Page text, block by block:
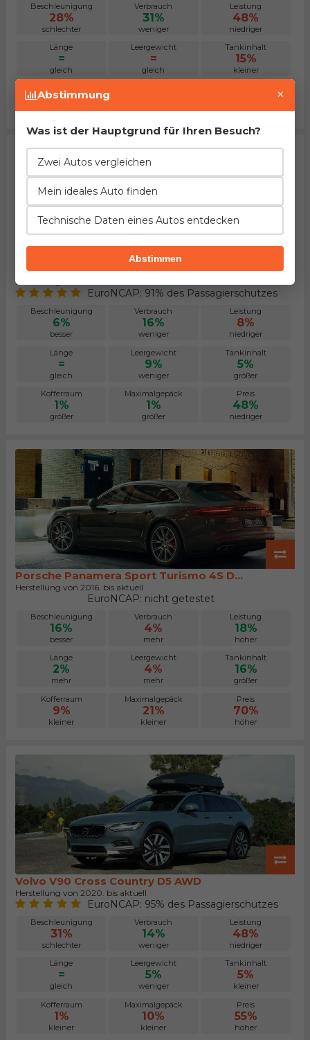
Beschleunigung
28%
schlechter
Verbrauch
31%
weniger
Leistung
48%
niedriger
Länge
=
gleich
Leergewicht
=
gleich
Tankinhalt
15%
kleiner
13%
kleiner kleiner niedriger
BMW 5er Touring 540d xDrive
Herstellung von 2017. bis 2020.
EuroNCAP: 91% des Passagierschutzes
Beschleunigung
6%
besser
Verbrauch
16%
weniger
Leistung
8%
niedriger
Länge
=
gleich
Leergewicht
9%
weniger
Tankinhalt
5%
größer
Kofferraum
1%
größer
Maximalgepäck
1%
größer
Preis
48%
niedriger
Porsche Panamera Sport Turismo 4S D...
Herstellung von 2016. bis aktuell
EuroNCAP: nicht getestet
Beschleunigung
16%
besser
Verbrauch
4%
mehr
Leistung
18%
höher
Länge
2%
mehr
Leergewicht
4%
mehr
Tankinhalt
16%
größer
Kofferraum
9%
kleiner
Maximalgepäck
21%
kleiner
Preis
70%
höher
Volvo V90 Cross Country D5 AWD
Herstellung von 2020. bis aktuell
EuroNCAP: 95% des Passagierschutzes
Beschleunigung
31%
schlechter
Verbrauch
14%
weniger
Leistung
48%
niedriger
Länge
=
gleich
Leergewicht
5%
weniger
Tankinhalt
5%
kleiner
Kofferraum
1%
kleiner
Maximalgepäck
10%
kleiner
Preis
55%
höher
Abstimmung ×
Was ist der Hauptgrund für Ihren Besuch?
Zwei Autos vergleichen
Mein ideales Auto finden
Technische Daten eines Autos entdecken
Abstimmen